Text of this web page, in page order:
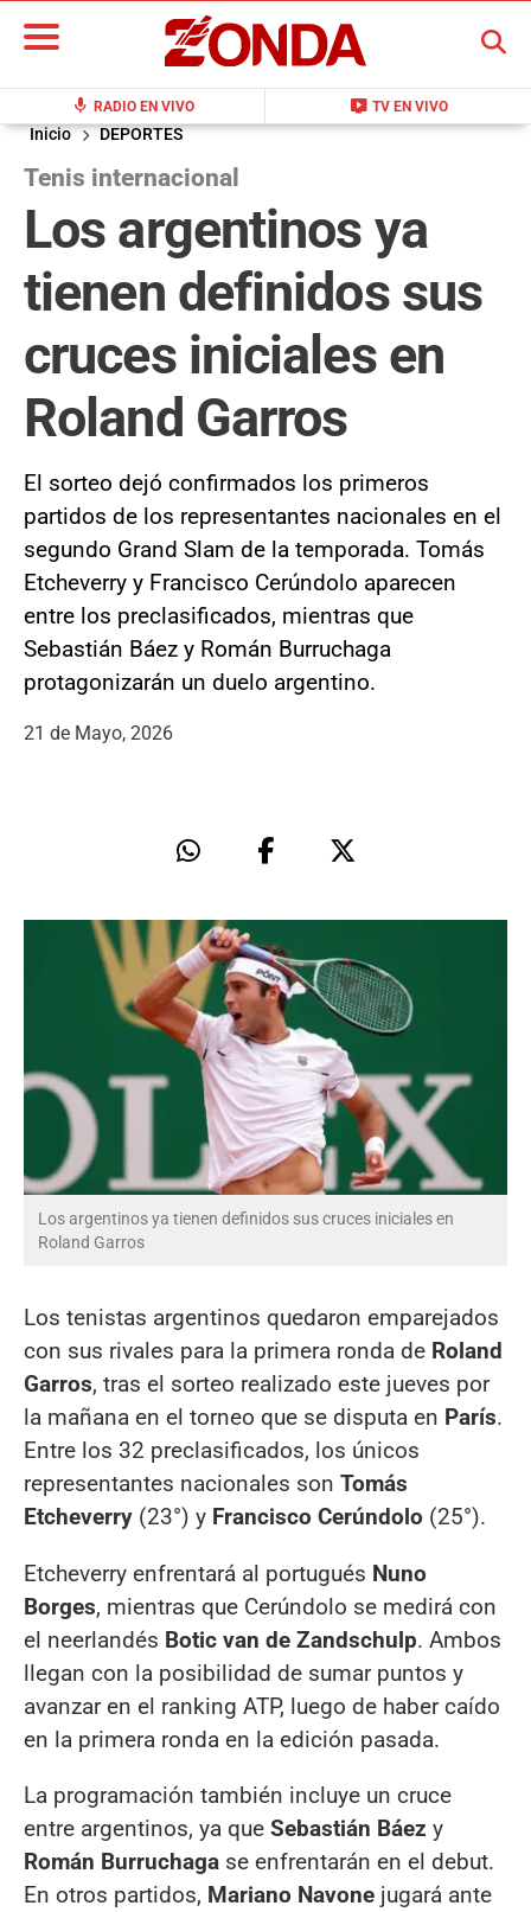
mic RADIO EN VIVO live_tv TV EN VIVO
BUSCAR
Inicio DEPORTES
Tenis internacional
Los argentinos ya
tienen definidos sus
cruces iniciales en
Roland Garros
El sorteo dejó confirmados los primeros
partidos de los representantes nacionales en el
segundo Grand Slam de la temporada. Tomás
Etcheverry y Francisco Cerúndolo aparecen
entre los preclasificados, mientras que
Sebastián Báez y Román Burruchaga
protagonizarán un duelo argentino.
21 de Mayo, 2026
Los argentinos ya tienen definidos sus cruces iniciales en
Roland Garros
Los tenistas argentinos quedaron emparejados
con sus rivales para la primera ronda de Roland
Garros, tras el sorteo realizado este jueves por
la mañana en el torneo que se disputa en París.
Entre los 32 preclasificados, los únicos
representantes nacionales son Tomás
Etcheverry (23°) y Francisco Cerúndolo (25°).
Etcheverry enfrentará al portugués Nuno
Borges, mientras que Cerúndolo se medirá con
el neerlandés Botic van de Zandschulp. Ambos
llegan con la posibilidad de sumar puntos y
avanzar en el ranking ATP, luego de haber caído
en la primera ronda en la edición pasada.
La programación también incluye un cruce
entre argentinos, ya que Sebastián Báez y
Román Burruchaga se enfrentarán en el debut.
En otros partidos, Mariano Navone jugará ante